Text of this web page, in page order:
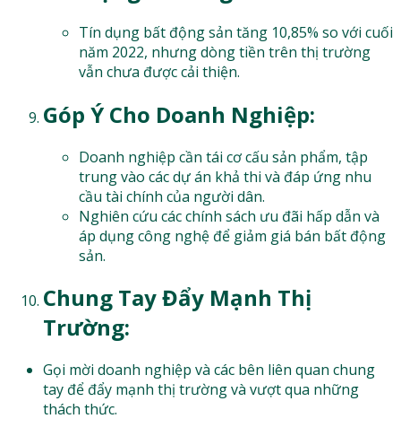
Tín dụng bất động sản tăng 10,85% so với cuối
năm 2022, nhưng dòng tiền trên thị trường
vẫn chưa được cải thiện.
Góp Ý Cho Doanh Nghiệp:
Doanh nghiệp cần tái cơ cấu sản phẩm, tập
trung vào các dự án khả thi và đáp ứng nhu
cầu tài chính của người dân.
Nghiên cứu các chính sách ưu đãi hấp dẫn và
áp dụng công nghệ để giảm giá bán bất động
sản.
Chung Tay Đẩy Mạnh Thị
Trường:
Gọi mời doanh nghiệp và các bên liên quan chung
tay để đẩy mạnh thị trường và vượt qua những
thách thức.